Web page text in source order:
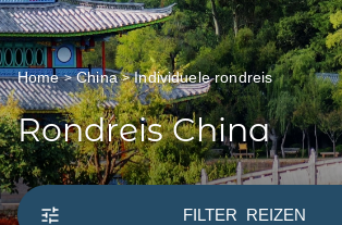
Home China Individuele rondreis
Rondreis China
FILTER REIZEN